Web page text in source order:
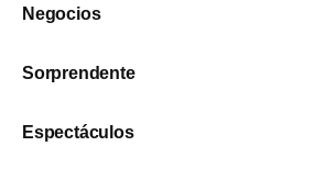
Negocios
Sorprendente
Espectáculos